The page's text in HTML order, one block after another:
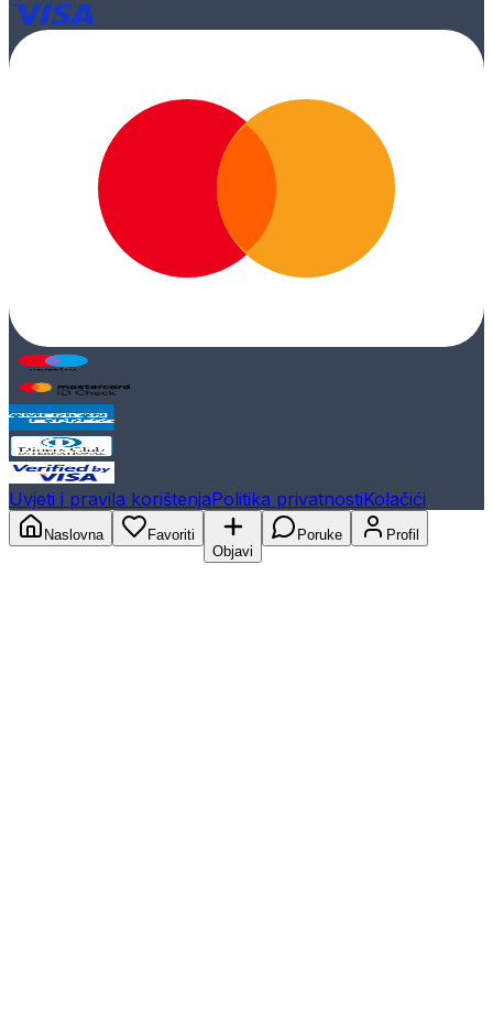
Uvjeti i pravila korištenjaPolitika privatnostiKolačići
Naslovna
Favoriti
Objavi
Poruke Profil